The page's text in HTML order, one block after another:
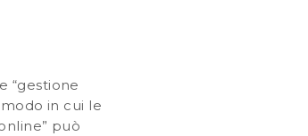
“gestione
in cui le
può